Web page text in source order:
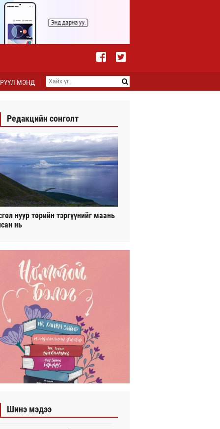
МЭНД
Редакцийн сонголт
нуур төрийн тэргүүнийг маань
нь
Шинэ мэдээ